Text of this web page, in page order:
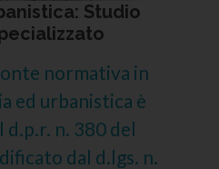
Studio
normativa in
ed urbanistica è
n. 380 del
dal d.lgs. n.